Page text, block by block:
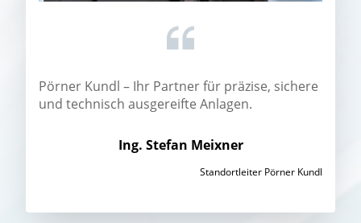
Pörner Kundl – Ihr Partner für präzise, sichere
und technisch ausgereifte Anlagen.
Ing. Stefan Meixner
Standortleiter Pörner Kundl